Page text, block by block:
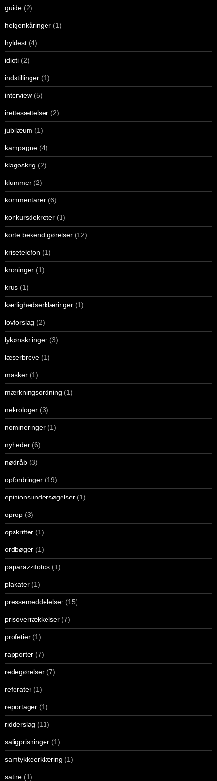
guide (2)
helgenkåringer (1)
hyldest (4)
idioti (2)
indstillinger (1)
interview (5)
irettesættelser (2)
jubilæum (1)
kampagne (4)
klageskrig (2)
klummer (2)
kommentarer (6)
konkursdekreter (1)
korte bekendtgørelser (12)
krisetelefon (1)
kroninger (1)
krus (1)
kærlighedserklæringer (1)
lovforslag (2)
lykønskninger (3)
læserbreve (1)
masker (1)
mærkningsordning (1)
nekrologer (3)
nomineringer (1)
nyheder (6)
nødråb (3)
opfordringer (19)
opinionsundersøgelser (1)
oprop (3)
opskrifter (1)
ordbøger (1)
paparazzifotos (1)
plakater (1)
pressemeddelelser (15)
prisoverrækkelser (7)
profetier (1)
rapporter (7)
redegørelser (7)
referater (1)
reportager (1)
ridderslag (11)
saligprisninger (1)
samtykkeerklæring (1)
satire (1)